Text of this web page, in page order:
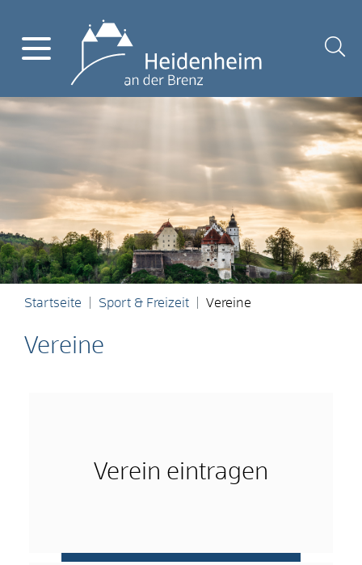
Startseite Sport & Freizeit Vereine
Vereine
Verein eintragen